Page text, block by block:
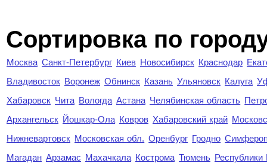
Cортировка по
Москва Санкт-Петербург Киев Новосибирск Краснодар
Владивосток Воронеж Обнинск Казань Ульяновск Калуга
Хабаровск Чита Вологда Астана Челябинская область
Архангельск Йошкар-Ола Ковров Хабаровский край
Нижневартовск Московская обл. Оренбург Гродно
Магадан Арзамас Махачкала Кострома Тюмень Республики